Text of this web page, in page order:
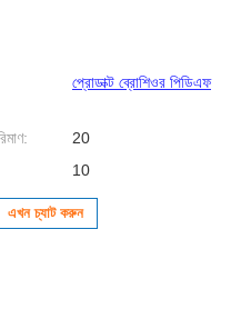
প্রোডাক্ট ব্রোশিওর পিডিএফ
20
10
এখন চ্যাট করুন